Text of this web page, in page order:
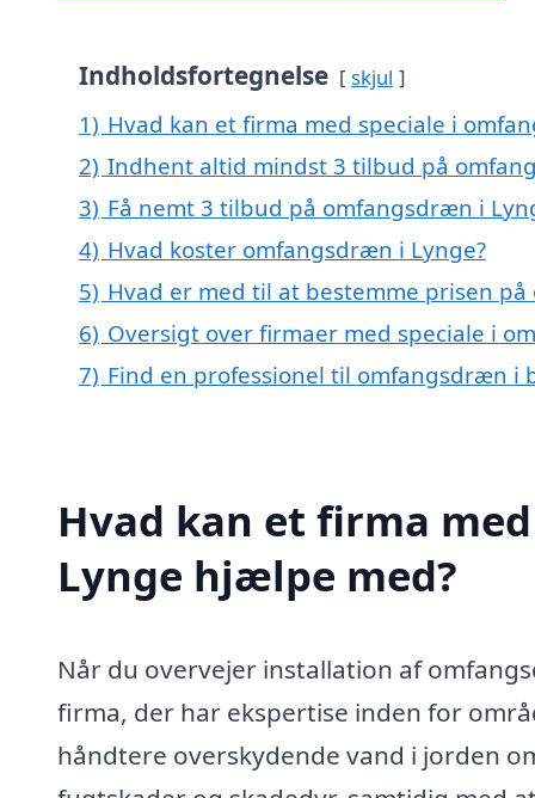
Indholdsfortegnelse skjul
1) Hvad kan et firma med speciale i
2) Indhent altid mindst 3 tilbud på
3) Få nemt 3 tilbud på omfangsdræn i
4) Hvad koster omfangsdræn i Lynge?
5) Hvad er med til at bestemme prisen
6) Oversigt over firmaer med speciale i
7) Find en professionel til omfangsdræn i
Hvad kan et firma
Lynge hjælpe med?
Når du overvejer installation af
firma, der har ekspertise inden for
håndtere overskydende vand i jorden